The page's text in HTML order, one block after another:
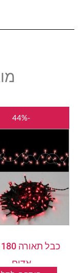
-44%
אדום
המחיר
המקורי